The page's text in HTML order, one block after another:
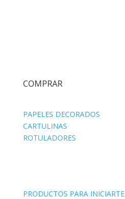
COMPRAR
PAPELES DECORADOS
CARTULINAS
ROTULADORES
PRODUCTOS PARA INICIARTE